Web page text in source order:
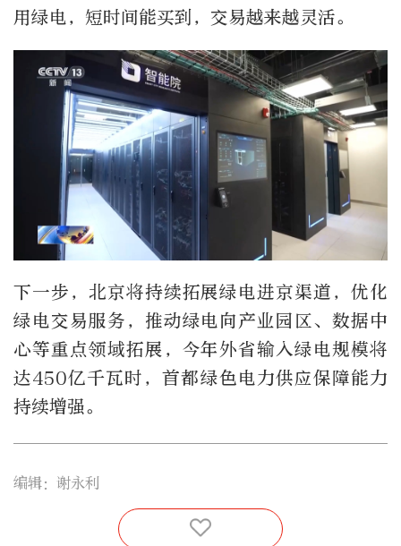
用绿电，短时间能买到，交易越来越灵活。
下一步，北京将持续拓展绿电进京渠道，优化
绿电交易服务，推动绿电向产业园区、数据中
心等重点领域拓展，今年外省输入绿电规模将
达450亿千瓦时，首都绿色电力供应保障能力
持续增强。
编辑：谢永利